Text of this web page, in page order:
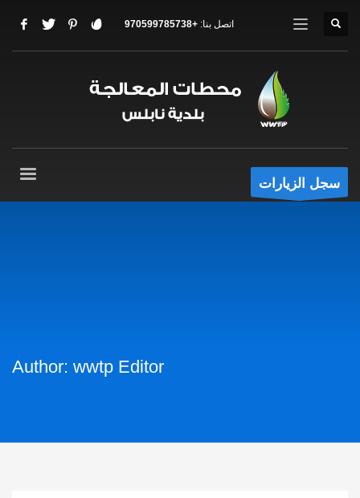
اتصل بنا: +970599785738
سجل الزيارات
Author: wwtp Editor